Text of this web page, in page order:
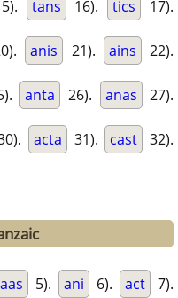
tans 16). tics 17).
anis 21). ains 22).
anta 26). anas 27).
acta 31). cast 32).
aas 5). ani 6). act 7).